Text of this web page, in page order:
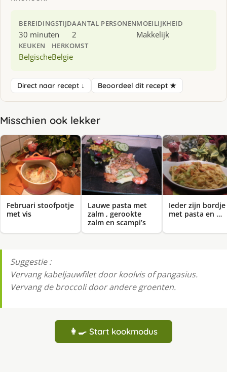
BEREIDINGSTIJD
30 minuten
AANTAL PERSONEN
2
MOEILIJKHEID
Makkelijk
KEUKEN
Belgische
HERKOMST
Belgie
Direct naar recept ↓ Beoordeel dit recept ★
Misschien ook lekker
Februari stoofpotje
met vis
Lauwe pasta met
zalm , gerookte
zalm en scampi’s
Ieder zijn bordje
met pasta en …
Suggestie :
Vervang kabeljauwfilet door koolvis of pangasius.
Vervang de broccoli door andere groenten.
👩‍🍳 Start kookmodus